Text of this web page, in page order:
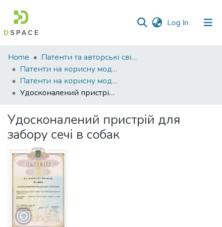
Log In (current)
Communities
&
Collections
All of DSpace
Statistics
Home
Патенти та авторські свідоцтва
Патенти на корисну модель
Патенти на корисну модель_2021
Удосконалений пристрій для забору сечі в собак
Удосконалений пристрій для
забору сечі в собак